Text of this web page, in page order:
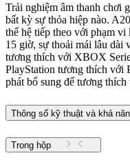
Trải nghiệm âm thanh chơi
bất kỳ sự thỏa hiệp nào.
thế hệ tiếp theo với phạm
15 giờ, sự thoải mái lâu
tương thích với XBOX
PlayStation tương thích với
phát bổ sung để tương
Thông số kỹ thuật và khả
Trong hộp